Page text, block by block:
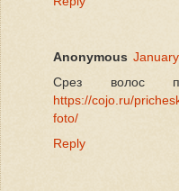
Anonymous
Срез волос
https://cojo.ru/
foto/
Reply